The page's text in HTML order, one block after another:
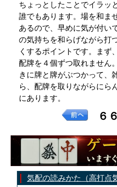
ちょっとしたことでイラッ
誰でもあります。場を和ま
あるので、早めに気が付い
の気持ちを和らげながら打
くするポイントです。まず
配牌を４個ずつ取れません
きに牌と牌がぶつかって、
ら、配牌を取りながらにら
にあります。
６６
気配の読みかた（高打点